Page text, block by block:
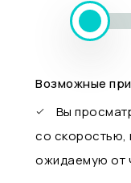
Возможные
Вы
со
ожидаемую от